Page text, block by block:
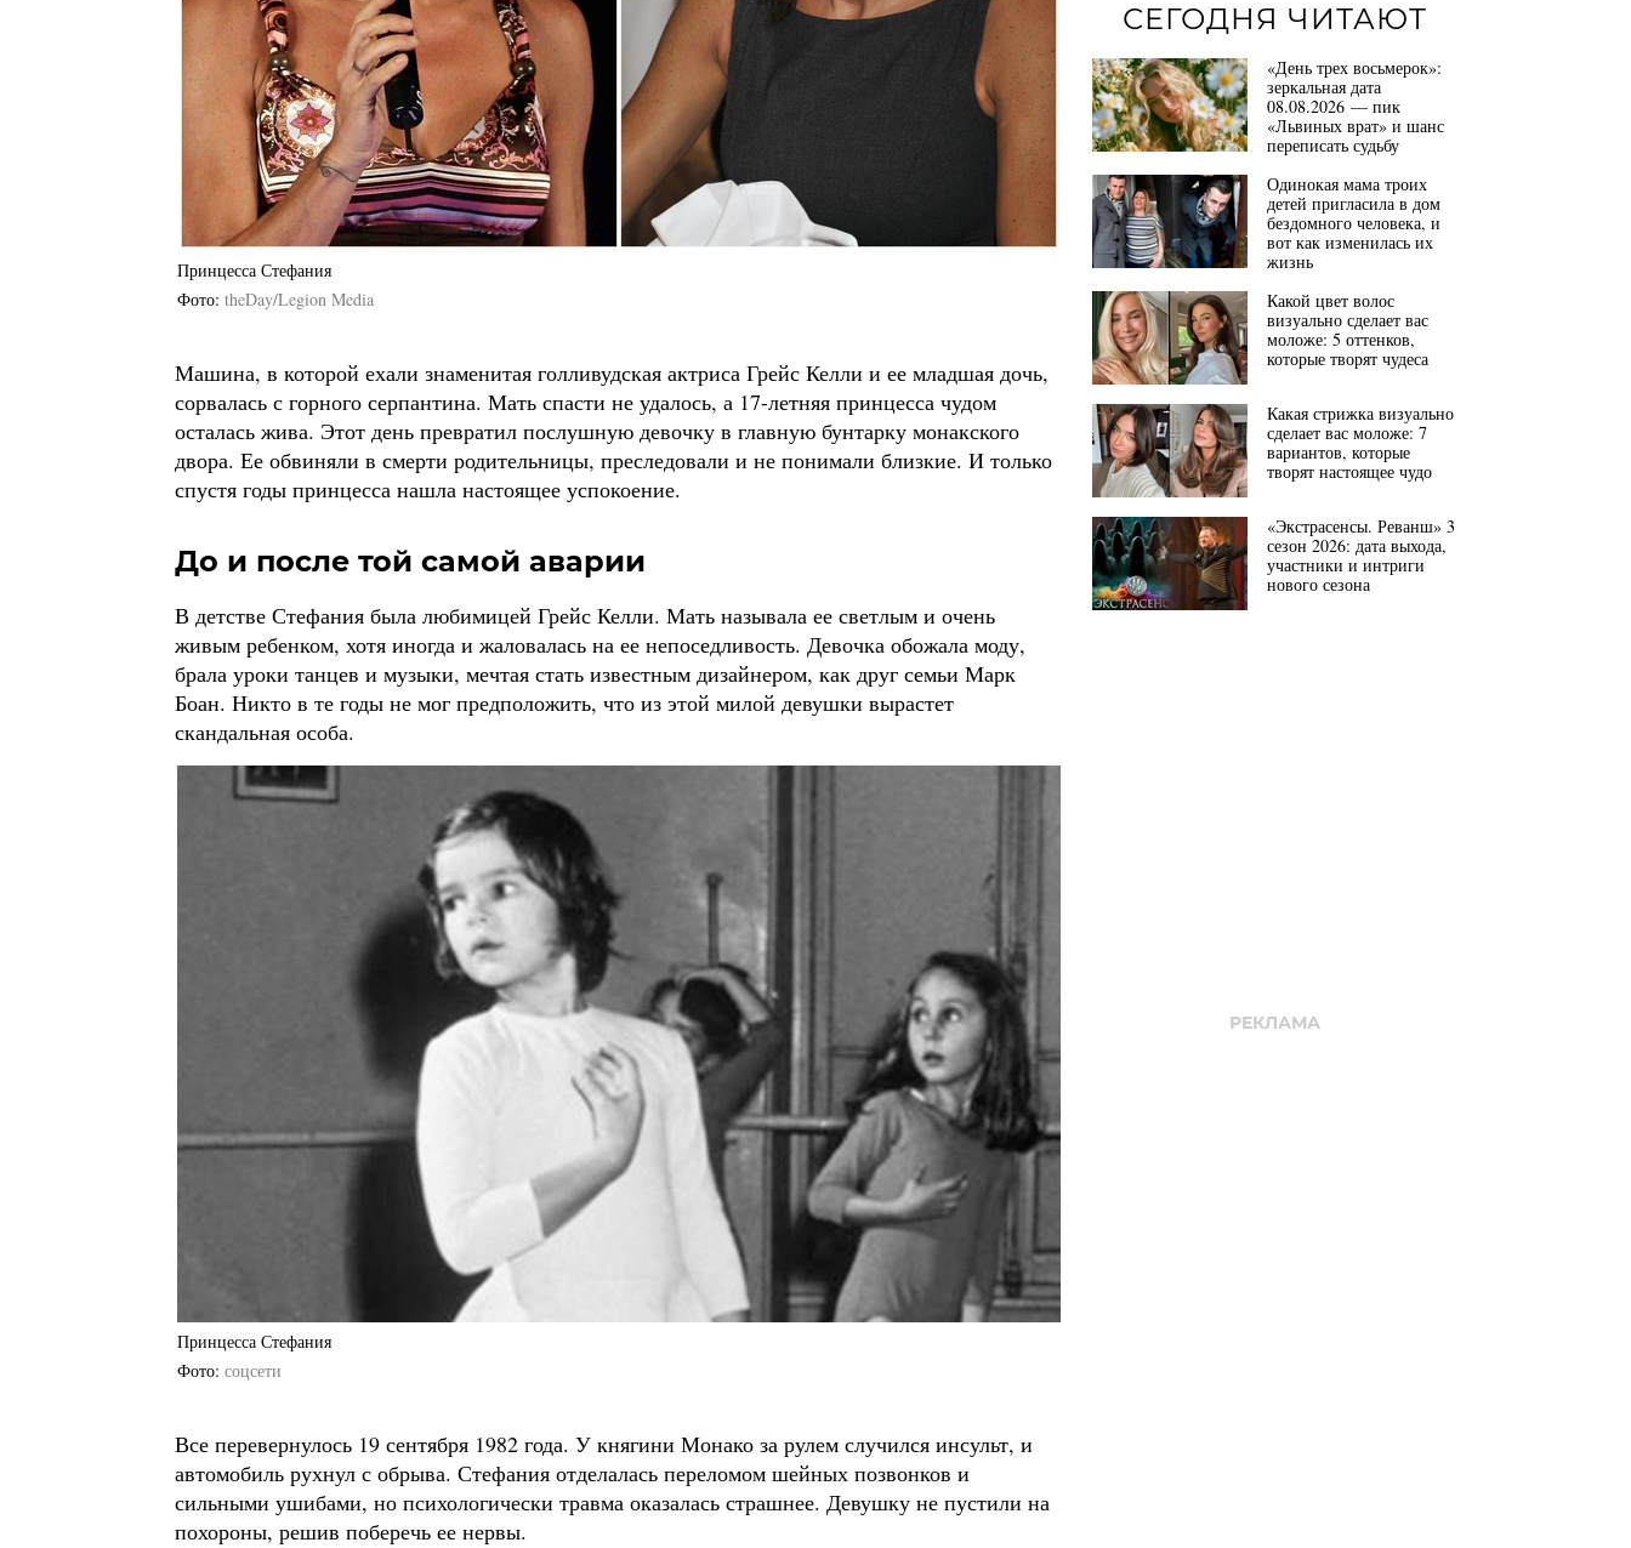
Принцесса Стефания
Фото theDay/Legion Media
Машина, в которой ехали знаменитая голливудская актриса Грейс Келли и ее младшая дочь,
сорвалась с горного серпантина. Мать спасти не удалось, а 17-летняя принцесса чудом
осталась жива. Этот день превратил послушную девочку в главную бунтарку монакского
двора. Ее обвиняли в смерти родительницы, преследовали и не понимали близкие. И только
спустя годы принцесса нашла настоящее успокоение.
До и после той самой аварии
В детстве Стефания была любимицей Грейс Келли. Мать называла ее светлым и очень
живым ребенком, хотя иногда и жаловалась на ее непоседливость. Девочка обожала моду,
брала уроки танцев и музыки, мечтая стать известным дизайнером, как друг семьи Марк
Боан. Никто в те годы не мог предположить, что из этой милой девушки вырастет
скандальная особа.
Принцесса Стефания
Фото соцсети
Все перевернулось 19 сентября 1982 года. У княгини Монако за рулем случился инсульт, и
автомобиль рухнул с обрыва. Стефания отделалась переломом шейных позвонков и
сильными ушибами, но психологически травма оказалась страшнее. Девушку не пустили на
похороны, решив поберечь ее нервы.
СЕГОДНЯ ЧИТАЮТ
«День трех восьмерок»:
зеркальная дата
08.08.2026 — пик
«Львиных врат» и шанс
переписать судьбу
Одинокая мама троих
детей пригласила в дом
бездомного человека, и
вот как изменилась их
жизнь
Какой цвет волос
визуально сделает вас
моложе: 5 оттенков,
которые творят чудеса
Какая стрижка визуально
сделает вас моложе: 7
вариантов, которые
творят настоящее чудо
«Экстрасенсы. Реванш» 3
сезон 2026: дата выхода,
участники и интриги
нового сезона